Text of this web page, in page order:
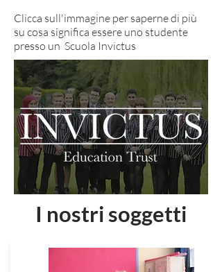
Clicca sull'immagine per saperne di più
su cosa significa essere uno studente
presso un Scuola Invictus
I nostri soggetti